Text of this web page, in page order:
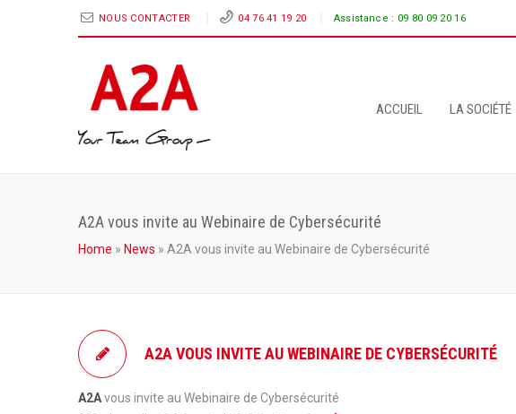
NOUS CONTACTER 04 76 41 19 20 Assistance : 09 80 09 20 16
ACCUEIL LA SOCIÉTÉ
A2A vous invite au Webinaire de Cybersécurité
Home » News » A2A vous invite au Webinaire de Cybersécurité
A2A VOUS INVITE AU WEBINAIRE DE CYBERSÉCURITÉ
A2Avous invite au Webinaire de Cybersécurité